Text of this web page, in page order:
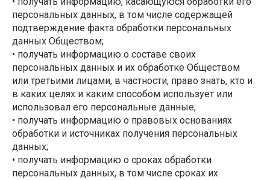
персональных данных, в том числе содержащей
подтверждение факта обработки персональных
данных Обществом;
• получать информацию о составе своих
персональных данных и их обработке Обществом
или третьими лицами, в частности, право знать, кто и
в каких целях и каким способом использует или
использовал его персональные данные;
• получать информацию о правовых основаниях
обработки и источниках получения персональных
данных;
• получать информацию о сроках обработки
персональных данных, в том числе сроках их